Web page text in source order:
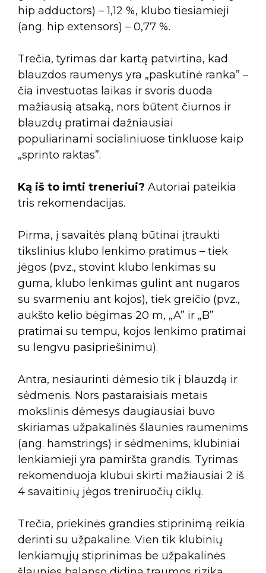
hip adductors) – 1,12 %, klubo tiesiamieji
(ang. hip extensors) – 0,77 %.
Trečia, tyrimas dar kartą patvirtina, kad
blauzdos raumenys yra „paskutinė ranka” –
čia investuotas laikas ir svoris duoda
mažiausią atsaką, nors būtent čiurnos ir
blauzdų pratimai dažniausiai
populiarinami socialiniuose tinkluose kaip
„sprinto raktas”.
Ką iš to imti treneriui? Autoriai pateikia
tris rekomendacijas.
Pirma, į savaitės planą būtinai įtraukti
tikslinius klubo lenkimo pratimus – tiek
jėgos (pvz., stovint klubo lenkimas su
guma, klubo lenkimas gulint ant nugaros
su svarmeniu ant kojos), tiek greičio (pvz.,
aukšto kelio bėgimas 20 m, „A” ir „B”
pratimai su tempu, kojos lenkimo pratimai
su lengvu pasipriešinimu).
Antra, nesiaurinti dėmesio tik į blauzdą ir
sėdmenis. Nors pastaraisiais metais
mokslinis dėmesys daugiausiai buvo
skiriamas užpakalinės šlaunies raumenims
(ang. hamstrings) ir sėdmenims, klubiniai
lenkiamieji yra pamiršta grandis. Tyrimas
rekomenduoja klubui skirti mažiausiai 2 iš
4 savaitinių jėgos treniruočių ciklų.
Trečia, priekinės grandies stiprinimą reikia
derinti su užpakaline. Vien tik klubinių
lenkiamųjų stiprinimas be užpakalinės